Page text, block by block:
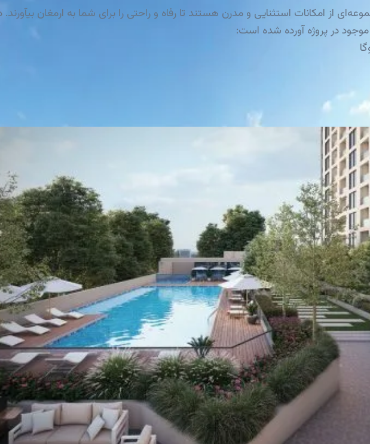
از امکانات استثنایی و مدرن هستند تا رفاه و راحتی را برای شما به ارمغان بیآورند.
در پروژه آورده شده است: